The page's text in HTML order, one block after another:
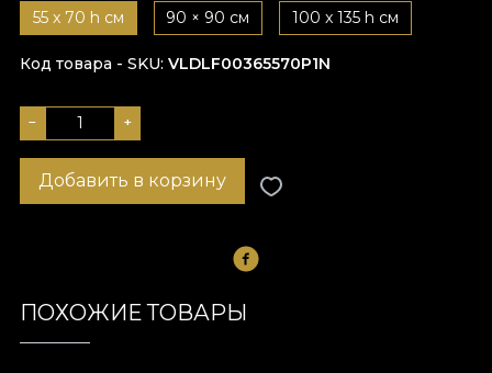
55 x 70 h см 90 × 90 см 100 x 135 h см
Код товара - SKU VLDLF00365570P1N
− +
Добавить в корзину
ПОХОЖИЕ ТОВАРЫ